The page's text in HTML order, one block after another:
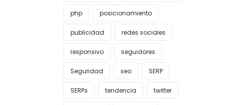
php posicionamiento
publicidad redes sociales
responsivo seguidores
Seguridad seo SERP
SERPs tendencia twitter